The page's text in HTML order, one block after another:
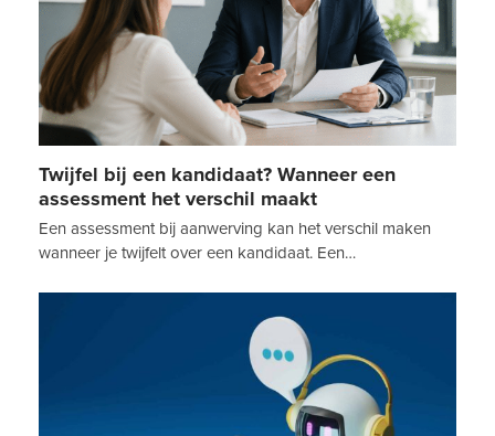
Twijfel bij een kandidaat? Wanneer een
assessment het verschil maakt
Een assessment bij aanwerving kan het verschil maken
wanneer je twijfelt over een kandidaat. Een…